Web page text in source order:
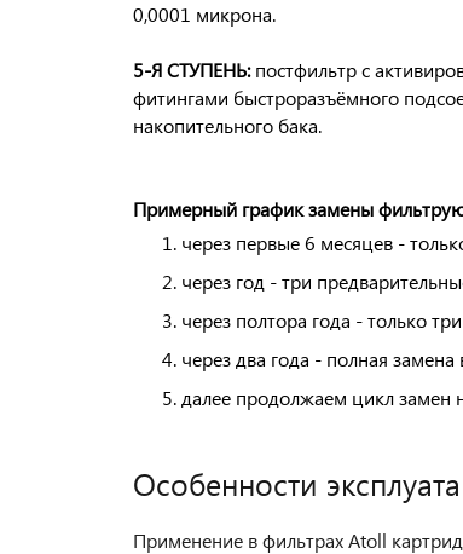
0,0001 микрона.
5-Я СТУПЕНЬ: постфильтрс
фитингами быстроразъёмного
накопительного бака.
Примерный график замены
через первые 6 месяцев -
через год - три
через полтора года - только
через два года - полная
далее продолжаем цикл замен
Особенности
Применение в фильтрах Atoll